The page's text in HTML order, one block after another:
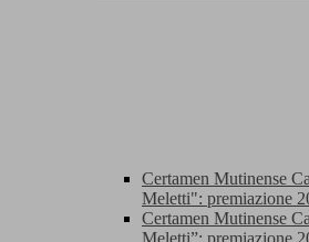
Certamen Mutinense
Meletti": premiazione
Certamen Mutinense